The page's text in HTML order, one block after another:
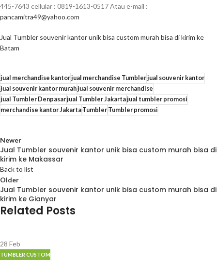
445-7643 cellular : 0819-1613-0517 Atau e-mail :
pancamitra49@yahoo.com
Jual Tumbler souvenir kantor unik bisa custom murah bisa di kirim ke
Batam
jual merchandise kantorjual merchandise Tumblerjual souvenir kantor
jual souvenir kantor murahjual souvenir merchandise
jual Tumbler Denpasarjual Tumbler Jakartajual tumbler promosi
merchandise kantor JakartaTumblerTumbler promosi
Newer
Jual Tumbler souvenir kantor unik bisa custom murah bisa di
kirim ke Makassar
Back to list
Older
Jual Tumbler souvenir kantor unik bisa custom murah bisa di
kirim ke Gianyar
Related Posts
28 Feb
TUMBLER CUSTOM